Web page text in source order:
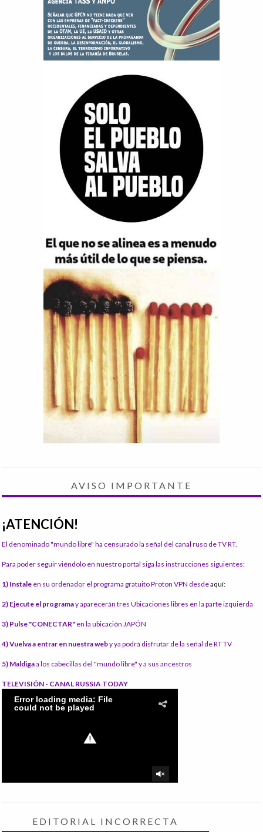
AVISO IMPORTANTE
¡ATENCIÓN!
El denominado "mundo libre" ha censurado la señal del canal ruso de TV RT.
Para poder seguir viéndolo en nuestro portal siga las instrucciones siguientes:
1) Instale en su ordenador el programa gratuito Proton VPN desdeaquí:
2) Ejecute el programay aparecerán tres Ubicaciones libres en la parte izquierda
3) Pulse "CONECTAR" en la ubicación JAPÓN
4) Vuelva a entrar en nuestra weby ya podrá disfrutar de la señal de RT TV
5) Maldigaa los cabecillas del "mundo libre" y a sus ancestros
TELEVISIÓN - CANAL RUSSIA TODAY
EDITORIAL INCORRECTA